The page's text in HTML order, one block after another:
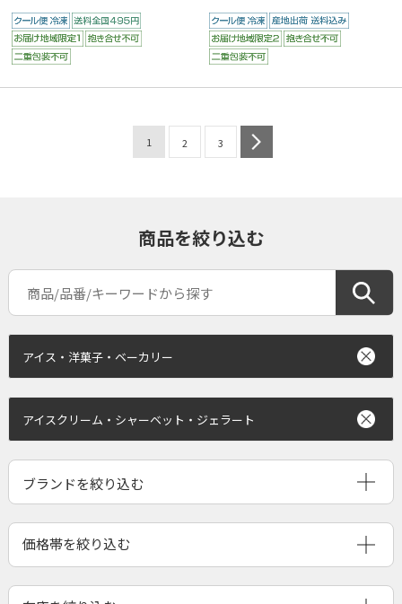
1 2 3
商品を絞り込む
アイス・洋菓子・ベーカリー
アイスクリーム・シャーベット・ジェラート
ブランドを絞り込む